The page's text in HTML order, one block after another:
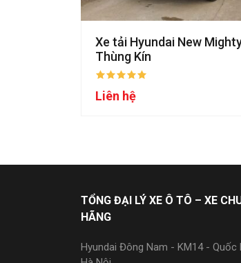
Xe tải Hyundai New
Thùng Kín
Liên hệ
TỔNG ĐẠI LÝ XE Ô TÔ – XE
HÃNG
Hyundai Đông Nam - KM14 -